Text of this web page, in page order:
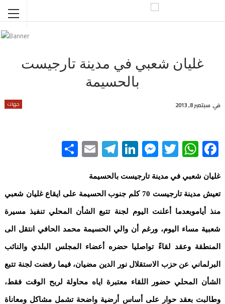
غليان شعبي في مدينة تارجيست
بالحسيمة
جهات في سبتمبر 8, 2013
Facebook
WhatsApp
Twitter
Messenger
LinkedIn
Telegram
Email
غليان شعبي في مدينة تارجيست بالحسيمة
تعيش مدينة تارجيست 70 كلم جنوب الحسيمة على ايقاع غليان شعبي
منذ أياموبعدما أعلنت اليوم لجنة تتبع الشأن المحلي تنفيذ مسيرة
شعبية مساء اليوم، ورغم أن والي الحسيمة محمد الحافي انتقل الى
المنطقة وعقد لقاءً تواصليا حضره أعضاء المجلس البلدي والنائب
البرلماني عن حزب الاستقلال نور الدين مضيان، فيما رفضت لجنة تتبع
الشأن المحلي حضور اللقاء معتبرة اياه محاولة لربح الوقت فقط،
وطالبت بعقد حوار على أساس أرضية واضحة تشمل مشاكل ومعاناة